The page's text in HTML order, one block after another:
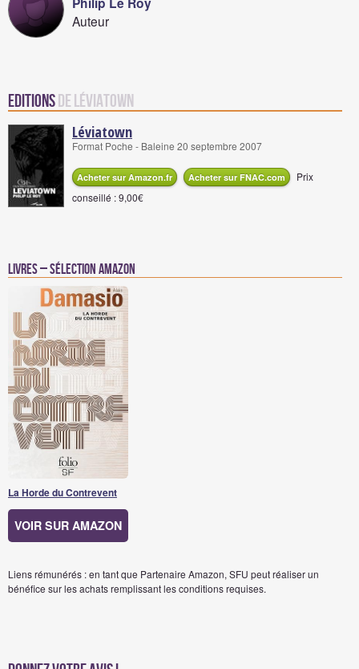
Auteur
Editionsde Léviatown
Léviatown
Format Poche - Baleine 20 septembre 2007
Acheter sur Amazon.fr Acheter sur FNAC.com
Prix
conseillé : 9,00€
Livres – Sélection Amazon
La Horde du Contrevent
VOIR SUR AMAZON
Liens rémunérés : en tant que Partenaire Amazon, SFU peut réaliser un
bénéfice sur les achats remplissant les conditions requises.